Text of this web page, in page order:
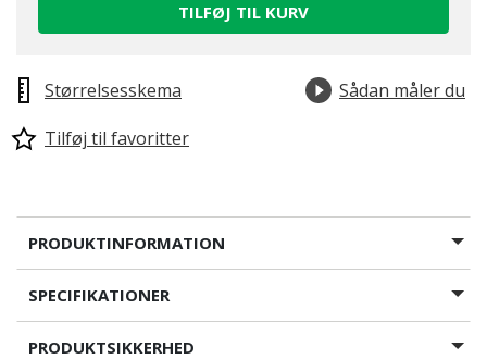
TILFØJ TIL KURV
Størrelsesskema
Sådan måler du
Tilføj til favoritter
PRODUKTINFORMATION
SPECIFIKATIONER
PRODUKTSIKKERHED